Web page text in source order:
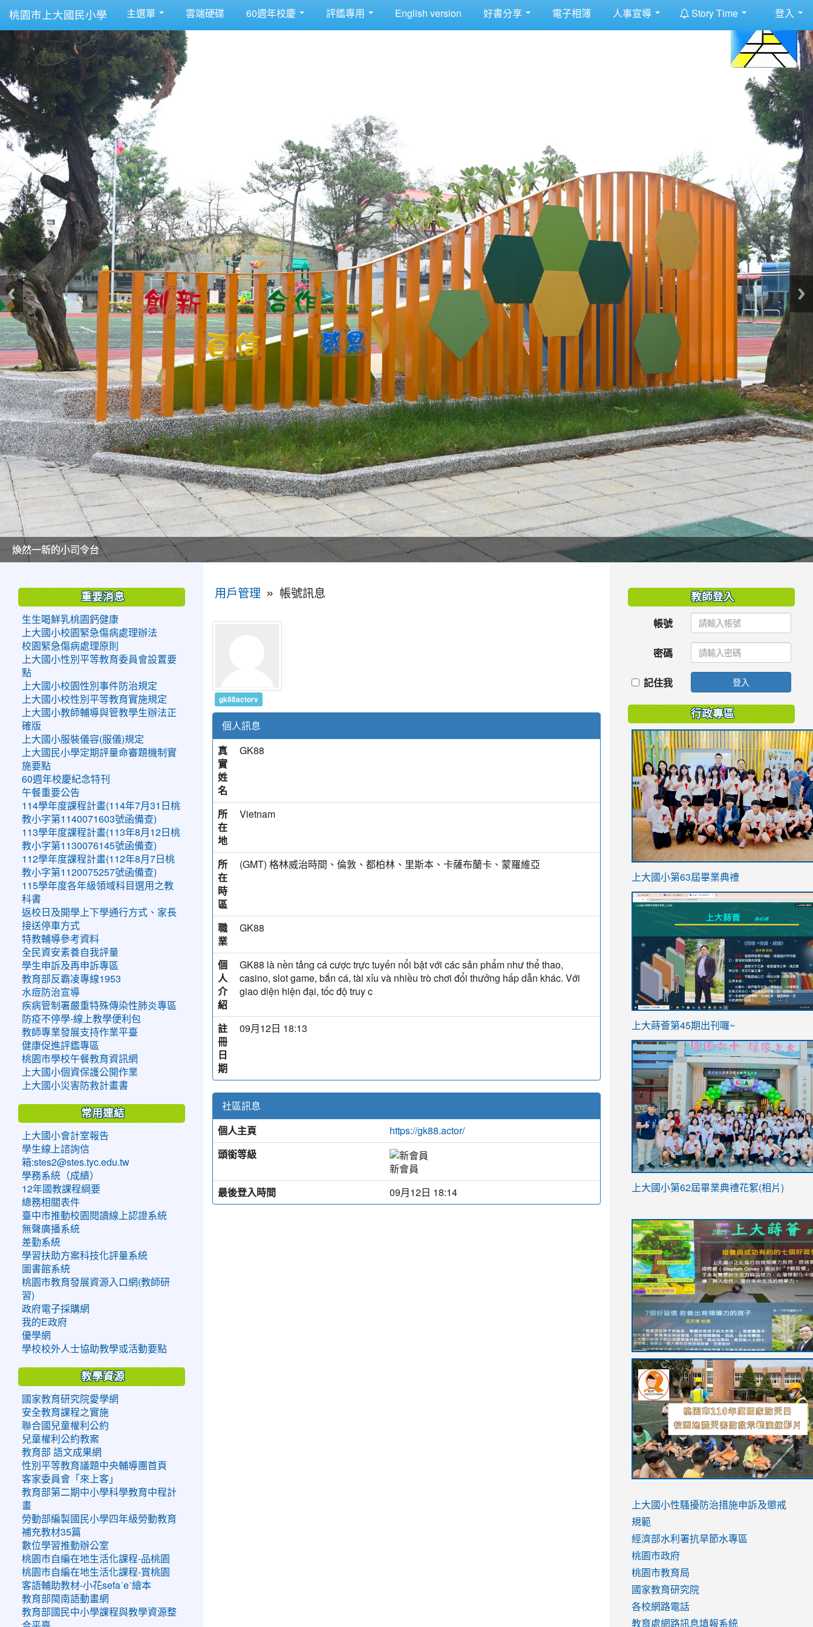
桃園市上大國民小學 主選單 雲端硬碟 60週年校慶 評鑑專用 English version 好書分享 電子相簿 人事宣導 Story Time 登入
美麗的操場是我們活力的來源
美麗的操場是我們活力的來源
煥然一新的小司令台
煥然一新的小司令台
富含桃園埤塘田園風光意象的中廊
富含桃園埤塘田園風光意象的中廊
嶄新的中庭廣場
嶄新的中庭廣場
水生池生生不息
水生池生生不息
用戶管理 » 帳號訊息
gk88actorv
個人訊息
真
實
姓
名
GK88
所
在
地
Vietnam
所
在
時
區
(GMT) 格林威治時間、倫敦、都柏林、里斯本、卡薩布蘭卡、蒙羅維亞
職
業
GK88
個
人
介
紹
GK88 là nền tảng cá cược trực tuyến nổi bật với các sản phẩm như thể thao,
casino, slot game, bắn cá, tài xỉu và nhiều trò chơi đổi thưởng hấp dẫn khác. Với
giao diện hiện đại, tốc độ truy c
註
冊
日
期
09月12日 18:13
社區訊息
個人主頁
https://gk88.actor/
頭銜等級
新會員
最後登入時間
09月12日 18:14
重要消息
生生喝鮮乳桃園鈣健康
上大國小校園緊急傷病處理辦法
校園緊急傷病處理原則
上大國小性別平等教育委員會設置要
點
上大國小校園性別事件防治規定
上大國小校性別平等教育實施規定
上大國小教師輔導與管教學生辦法正
確版
上大國小服裝儀容(服儀)規定
上大國民小學定期評量命審題機制實
施要點
60週年校慶紀念特刊
午餐重要公告
114學年度課程計畫(114年7月31日桃
教小字第1140071603號函備查)
113學年度課程計畫(113年8月12日桃
教小字第1130076145號函備查)
112學年度課程計畫(112年8月7日桃
教小字第1120075257號函備查)
115學年度各年級領域科目選用之教
科書
返校日及開學上下學通行方式、家長
接送停車方式
特教輔導參考資料
全民資安素養自我評量
學生申訴及再申訴專區
教育部反霸凌專線1953
水痘防治宣導
疾病管制署嚴重特殊傳染性肺炎專區
防疫不停學-線上教學便利包
教師專業發展支持作業平臺
健康促進評鑑專區
桃園市學校午餐教育資訊網
上大國小個資保護公開作業
上大國小災害防救計畫書
常用連結
上大國小會計室報告
學生線上諮詢信
箱:stes2@stes.tyc.edu.tw
學務系統（成績）
12年國教課程綱要
總務相關表件
臺中市推動校園閱讀線上認證系統
無聲廣播系統
差勤系統
學習扶助方案科技化評量系統
圖書館系統
桃園市教育發展資源入口網(教師研
習)
政府電子採購網
我的E政府
優學網
學校校外人士協助教學或活動要點
教學資源
國家教育研究院愛學網
安全教育課程之實施
聯合國兒童權利公約
兒童權利公約教案
教育部 語文成果網
性別平等教育議題中央輔導團首頁
客家委員會「來上客」
教育部第二期中小學科學教育中程計
畫
勞動部編製國民小學四年級勞動教育
補充教材35篇
數位學習推動辦公室
桃園市自編在地生活化課程-品桃園
桃園市自編在地生活化課程-賞桃園
客語輔助教材-小花sefaˊeˋ繪本
教育部閩南語動畫網
教育部國民中小學課程與教學資源整
教師登入
帳號
密碼
記住我 登入
行政專區
link
https://sites.google.com/stes.tyc.edu.tw/
上大國小第63屆畢業典禮
link
ink
https://sites.google.com/stes.tyc.edu.tw/
link
https://sites.google.com/stes.tyc.edu.tw/
上大蒔薈第45期出刊囉~
link
YfDQppRvyMk686kIw6SBbssEIZ6WnT/
usp=sharing
上大國小第62屆畢業典禮花絮(相片)
to
https://drive.google.com/file/d/1I-
YfDQppRvyMk686kIw6SBbssEIZ6WnT/
usp=sharing
to
https://sites.google.com/stes.tyc.edu.tw/
link
to
https://sites.google.com/stes.tyc.edu.tw/
link
to
https://drive.google.com/file/d/
usp=sharing
link
to
https://youtu.be/jJOMVWY3-
8M
link
to
https://drive.google.com/file/d/
usp=sharing
to
https://www.youtube.com/watch?
v=hC_gdZndU9s
to
https://www.youtube.com/watch?
v=hC_gdZndU9s
link
to
https://www.youtube.com/watch?
v=mfpNykQ0g4M
上大國小性騷擾防治措施申訴及懲戒
規範
經濟部水利署抗旱節水專區
桃園市政府
桃園市教育局
國家教育研究院
各校網路電話
教育處網路訊息填報系統